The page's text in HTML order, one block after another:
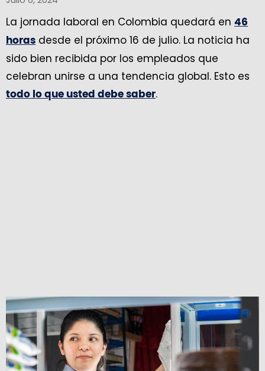
La jornada laboral en Colombia quedará en 46
horas desde el próximo 16 de julio. La noticia ha
sido bien recibida por los empleados que
celebran unirse a una tendencia global. Esto es
todo lo que usted debe saber.